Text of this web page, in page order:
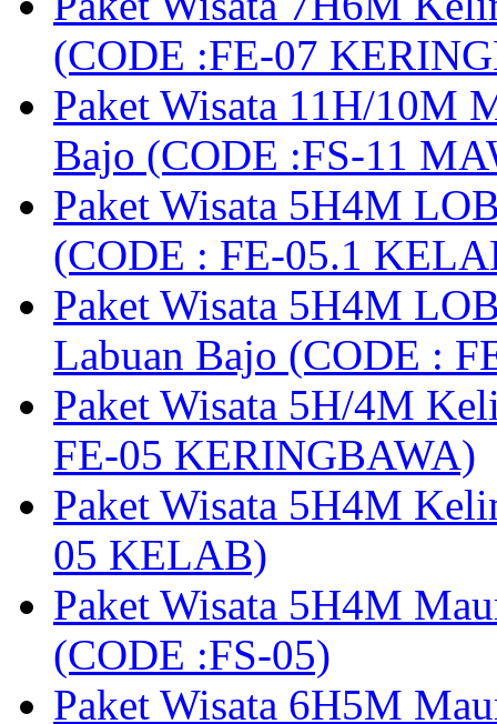
(CODE :FE-07
Paket Wisata 11H/10M
Bajo (CODE :FS-11
Paket Wisata 5H4M
(CODE : FE-05.1
Paket Wisata 5H4M
Labuan Bajo (CODE :
Paket Wisata 5H/4M
FE-05 KERINGBAWA)
Paket Wisata 5H4M
05 KELAB)
Paket Wisata 5H4M
(CODE :FS-05)
Paket Wisata 6H5M